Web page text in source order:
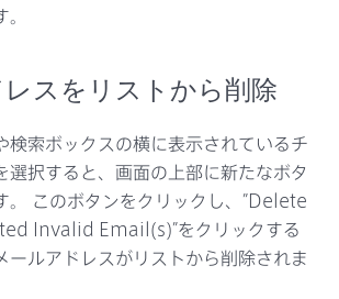
スをリストから削除
検索ボックスの横に表示されているチ
選択すると、画面の上部に新たなボタ
。 このボタンをクリックし、”Delete
Invalid Email(s)”をクリックする
ールアドレスがリストから削除されま